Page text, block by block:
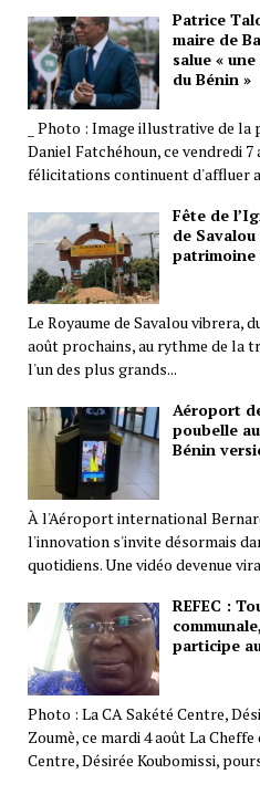
Patrice
maire de
salue «
du Bénin »
_ Photo : Image illustrative de
Daniel Fatchéhoun, ce vendredi 7
félicitations continuent d'affluer
Fête de
de
patrimoine
Le Royaume de Savalou vibrera,
août prochains, au rythme de la
l'un des plus grands...
Aéroport
poubelle
Bénin
À l'Aéroport international
l'innovation s'invite désormais
quotidiens. Une vidéo devenue
REFEC :
participe
Photo : La CA Sakété Centre,
Zoumè, ce mardi 4 août La
Centre, Désirée Koubomissi,